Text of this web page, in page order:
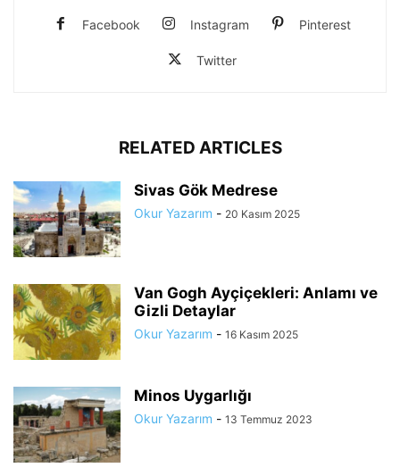
Facebook Instagram Pinterest
Twitter
RELATED ARTICLES
Sivas Gök Medrese
Okur Yazarım - 20 Kasım 2025
Van Gogh Ayçiçekleri: Anlamı ve
Gizli Detaylar
Okur Yazarım - 16 Kasım 2025
Minos Uygarlığı
Okur Yazarım - 13 Temmuz 2023